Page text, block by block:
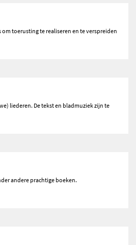
toerusting te realiseren en te verspreiden
liederen. De tekst en bladmuziek zijn te
andere prachtige boeken.